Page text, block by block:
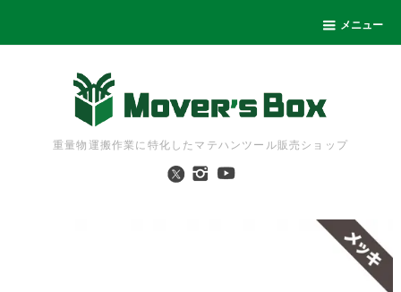
メニュー
重量物運搬作業に特化したマテハンツール販売ショップ